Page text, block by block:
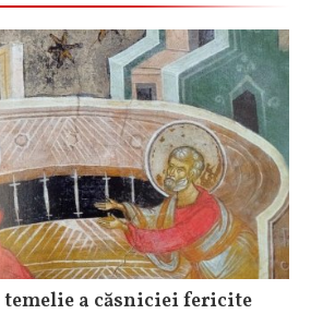
temelie a căsniciei fericite